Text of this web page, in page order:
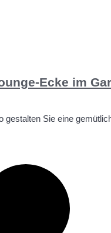
Ecke im
Sie eine